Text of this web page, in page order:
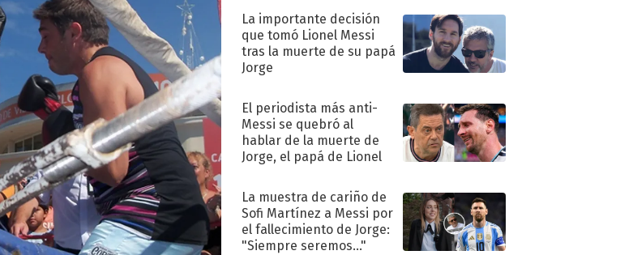
La importante decisión
que tomó Lionel Messi
tras la muerte de su papá
Jorge
El periodista más anti-
Messi se quebró al
hablar de la muerte de
Jorge, el papá de Lionel
La muestra de cariño de
Sofi Martínez a Messi por
el fallecimiento de Jorge:
"Siempre seremos..."